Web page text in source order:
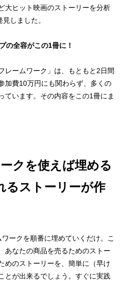
大ヒット映画のストーリーを分析
しました。
の全容がこの1冊に！
レームワーク」は、もともと2日間
加費10万円にも関わらず、多くの
ています。その内容をこの1冊にま
クを使えば埋める
るストーリーが作
ークを順番に埋めていくだけ。こ
あなたの商品を売るためのストー
めのストーリーを、簡単に（早け
が出来るでしょう。すぐに実践